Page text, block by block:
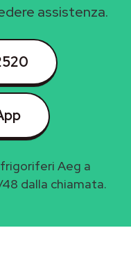
assistenza.
Aeg a
dalla chiamata.